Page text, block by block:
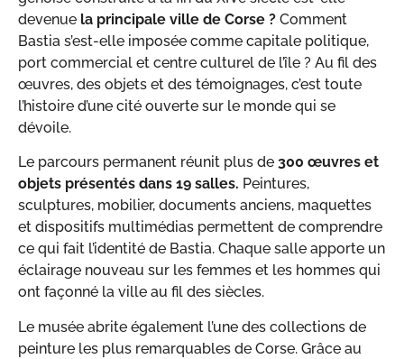
devenue la principale ville de Corse ? Comment
Bastia s’est-elle imposée comme capitale politique,
port commercial et centre culturel de l’île ? Au fil des
œuvres, des objets et des témoignages, c’est toute
l’histoire d’une cité ouverte sur le monde qui se
dévoile.
Le parcours permanent réunit plus de 300 œuvres et
objets présentés dans 19 salles. Peintures,
sculptures, mobilier, documents anciens, maquettes
et dispositifs multimédias permettent de comprendre
ce qui fait l’identité de Bastia. Chaque salle apporte un
éclairage nouveau sur les femmes et les hommes qui
ont façonné la ville au fil des siècles.
Le musée abrite également l’une des collections de
peinture les plus remarquables de Corse. Grâce au